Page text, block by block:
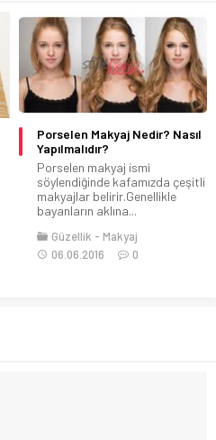
Porselen Makyaj Nedir? Nasıl
Yapılmalıdır?
Porselen makyaj ismi
söylendiğinde kafamızda çeşitli
makyajlar belirir.Genellikle
bayanların aklına...
Güzellik
Makyaj
06.06.2016
0